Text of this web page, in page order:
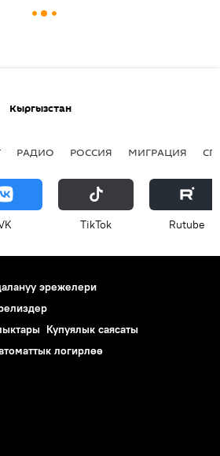
Кыргызстан
РАДИО РОССИЯ МИГРАЦИЯ
ТikТоk Rutube
эрежелери
Купуялык саясаты
логирлөө